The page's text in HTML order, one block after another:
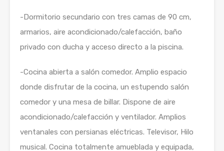
-Dormitorio secundario con tres camas de 90 cm,
armarios, aire acondicionado/calefacción, baño
privado con ducha y acceso directo a la piscina.
-Cocina abierta a salón comedor. Amplio espacio
donde disfrutar de la cocina, un estupendo salón
comedor y una mesa de billar. Dispone de aire
acondicionado/calefacción y ventilador. Amplios
ventanales con persianas eléctricas. Televisor, Hilo
musical. Cocina totalmente amueblada y equipada,